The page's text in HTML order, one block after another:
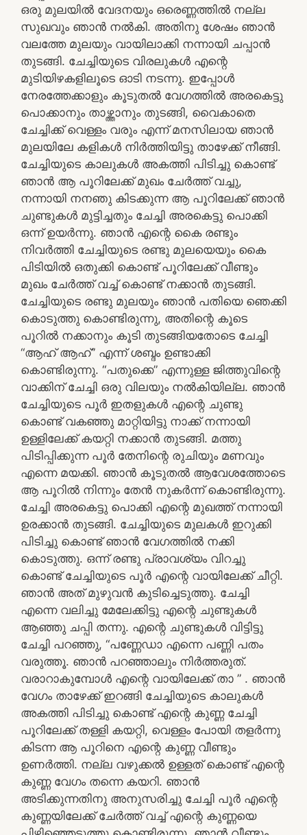
ഒരു മുലയിൽ വേദനയും ഒരെണ്ണത്തിൽ നല്ല
സുഖവും ഞാൻ നൽകി. അതിനു ശേഷം ഞാൻ
വലത്തേ മുലയും വായിലാക്കി നന്നായി ചപ്പാൻ
തുടങ്ങി. ചേച്ചിയുടെ വിരലുകൾ എന്റെ
മുടിയിഴകളിലൂടെ ഓടി നടന്നു. ഇപ്പോൾ
നേരത്തേക്കാളും കൂടുതൽ വേഗത്തിൽ അരകെട്ടു
പൊക്കാനും താഴ്ത്താനും തുടങ്ങി, വൈകാതെ
ചേച്ചിക്ക് വെള്ളം വരും എന്ന് മനസിലായ ഞാൻ
മുലയിലേ കളികൾ നിർത്തിയിട്ടു താഴേക്ക് നീങ്ങി.
ചേച്ചിയുടെ കാലുകൾ അകത്തി പിടിച്ചു കൊണ്ട്
ഞാൻ ആ പൂറിലേക്ക് മുഖം ചേർത്ത് വച്ചു,
നന്നായി നനഞു കിടക്കുന്ന ആ പൂറിലേക്ക് ഞാൻ
ചുണ്ടുകൾ മുട്ടിച്ചതും ചേച്ചി അരകെട്ടു പൊക്കി
ഒന്ന് ഉയർന്നു. ഞാൻ എന്റെ കൈ രണ്ടും
നിവർത്തി ചേച്ചിയുടെ രണ്ടു മുലയെയും കൈ
പിടിയിൽ ഒതുക്കി കൊണ്ട് പൂറിലേക്ക് വീണ്ടും
മുഖം ചേർത്ത് വച്ച് കൊണ്ട് നക്കാൻ തുടങ്ങി.
ചേച്ചിയുടെ രണ്ടു മുലയും ഞാൻ പതിയെ ഞെക്കി
കൊടുത്തു കൊണ്ടിരുന്നു, അതിന്റെ കൂടെ
പൂറിൽ നക്കാനും കൂടി തുടങ്ങിയതോടെ ചേച്ചി
“ആഹ് ആഹ്” എന്ന് ശബ്ദം ഉണ്ടാക്കി
കൊണ്ടിരുന്നു. “പതുക്കെ” എന്നുള്ള ജിത്തുവിന്റെ
വാക്കിന് ചേച്ചി ഒരു വിലയും നൽകിയില്ല. ഞാൻ
ചേച്ചിയുടെ പൂർ ഇതളുകൾ എന്റെ ചുണ്ടു
കൊണ്ട് വകഞ്ഞു മാറ്റിയിട്ടു നാക്ക് നന്നായി
ഉള്ളിലേക്ക് കയറ്റി നക്കാൻ തുടങ്ങി. മത്തു
പിടിപ്പിക്കുന്ന പൂർ തേനിന്റെ രുചിയും മണവും
എന്നെ മയക്കി. ഞാൻ കൂടുതൽ ആവേശത്തോടെ
ആ പൂറിൽ നിന്നും തേൻ നുകർന്ന് കൊണ്ടിരുന്നു.
ചേച്ചി അരകെട്ടു പൊക്കി എന്റെ മുഖത്ത് നന്നായി
ഉരക്കാൻ തുടങ്ങി. ചേച്ചിയുടെ മുലകൾ ഇറുക്കി
പിടിച്ചു കൊണ്ട് ഞാൻ വേഗത്തിൽ നക്കി
കൊടുത്തു. ഒന്ന് രണ്ടു പ്രാവശ്യം വിറച്ചു
കൊണ്ട് ചേച്ചിയുടെ പൂർ എന്റെ വായിലേക്ക് ചീറ്റി.
ഞാൻ അത് മുഴുവൻ കുടിച്ചെടുത്തു. ചേച്ചി
എന്നെ വലിച്ചു മേലേക്കിട്ടു എന്റെ ചുണ്ടുകൾ
ആഞ്ഞു ചപ്പി തന്നു. എന്റെ ചുണ്ടുകൾ വിട്ടിട്ടു
ചേച്ചി പറഞ്ഞു, “പണ്ണേഡാ എന്നെ പണ്ണി പതം
വരുത്തൂ. ഞാൻ പറഞ്ഞാലും നിർത്തരുത്.
വരാറാകുമ്പോൾ എന്റെ വായിലേക്ക് താ ” . ഞാൻ
വേഗം താഴേക്ക് ഇറങ്ങി ചേച്ചിയുടെ കാലുകൾ
അകത്തി പിടിച്ചു കൊണ്ട് എന്റെ കുണ്ണ ചേച്ചി
പൂറിലേക്ക് തള്ളി കയറ്റി, വെള്ളം പോയി തളർന്നു
കിടന്ന ആ പൂറിനെ എന്റെ കുണ്ണ വീണ്ടും
ഉണർത്തി. നല്ല വഴുക്കൽ ഉള്ളത് കൊണ്ട് എന്റെ
കുണ്ണ വേഗം തന്നെ കയറി. ഞാൻ
അടിക്കുന്നതിനു അനുസരിച്ചു ചേച്ചി പൂർ എന്റെ
കുണ്ണയിലേക്ക് ചേർത്ത് വച്ച് എന്റെ കുണ്ണയെ